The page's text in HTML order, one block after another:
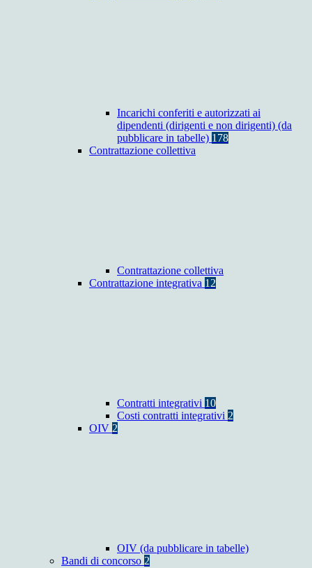
Incarichi conferiti e autorizzati ai
dipendenti (dirigenti e non dirigenti) (da
pubblicare in tabelle) 178
Contrattazione collettiva
Contrattazione collettiva
Contrattazione integrativa 12
Contratti integrativi 10
Costi contratti integrativi 2
OIV 2
OIV (da pubblicare in tabelle)
Bandi di concorso 2